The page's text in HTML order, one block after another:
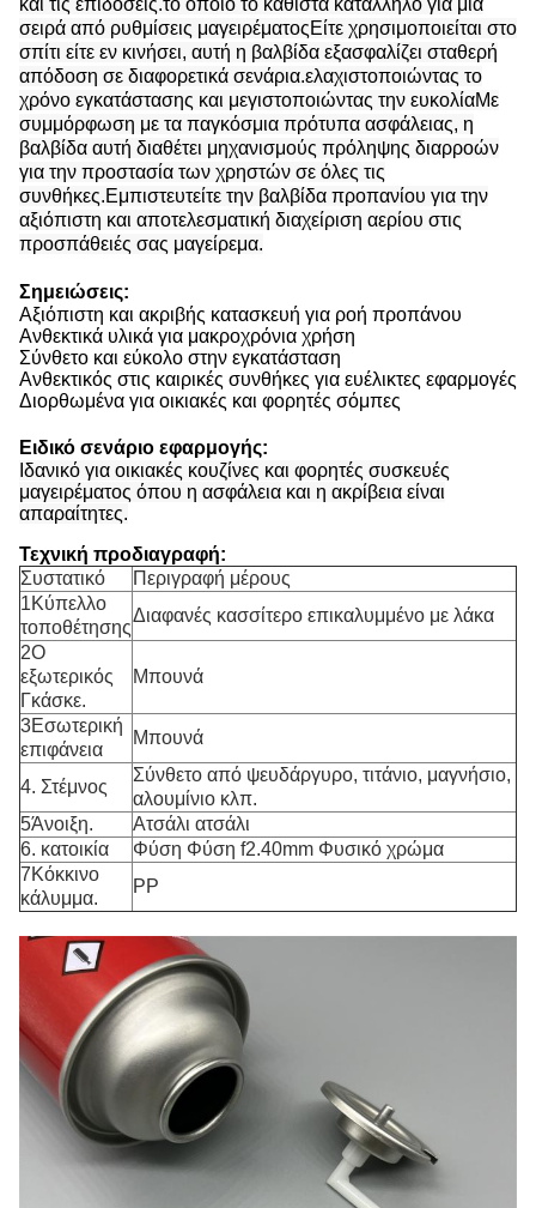
και τις επιδόσεις.το οποίο το καθιστά κατάλληλο για μια
σειρά από ρυθμίσεις μαγειρέματοςΕίτε χρησιμοποιείται στο
σπίτι είτε εν κινήσει, αυτή η βαλβίδα εξασφαλίζει σταθερή
απόδοση σε διαφορετικά σενάρια.ελαχιστοποιώντας το
χρόνο εγκατάστασης και μεγιστοποιώντας την ευκολίαΜε
συμμόρφωση με τα παγκόσμια πρότυπα ασφάλειας, η
βαλβίδα αυτή διαθέτει μηχανισμούς πρόληψης διαρροών
για την προστασία των χρηστών σε όλες τις
συνθήκες.Εμπιστευτείτε την βαλβίδα προπανίου για την
αξιόπιστη και αποτελεσματική διαχείριση αερίου στις
προσπάθειές σας μαγείρεμα.
Σημειώσεις:
Αξιόπιστη και ακριβής κατασκευή για ροή προπάνου
Ανθεκτικά υλικά για μακροχρόνια χρήση
Σύνθετο και εύκολο στην εγκατάσταση
Ανθεκτικός στις καιρικές συνθήκες για ευέλικτες εφαρμογές
Διορθωμένα για οικιακές και φορητές σόμπες
Ειδικό σενάριο εφαρμογής:
Ιδανικό για οικιακές κουζίνες και φορητές συσκευές
μαγειρέματος όπου η ασφάλεια και η ακρίβεια είναι
απαραίτητες.
Τεχνική προδιαγραφή:
Συστατικό
Περιγραφή μέρους
1Κύπελλο
τοποθέτησης
Διαφανές κασσίτερο επικαλυμμένο με λάκα
2Ο
εξωτερικός
Γκάσκε.
Μπουνά
3Εσωτερική
επιφάνεια
Μπουνά
4. Στέμνος
Σύνθετο από ψευδάργυρο, τιτάνιο, μαγνήσιο,
αλουμίνιο κλπ.
5Άνοιξη.
Ατσάλι ατσάλι
6. κατοικία
Φύση Φύση f2.40mm Φυσικό χρώμα
7Κόκκινο
κάλυμμα.
PP